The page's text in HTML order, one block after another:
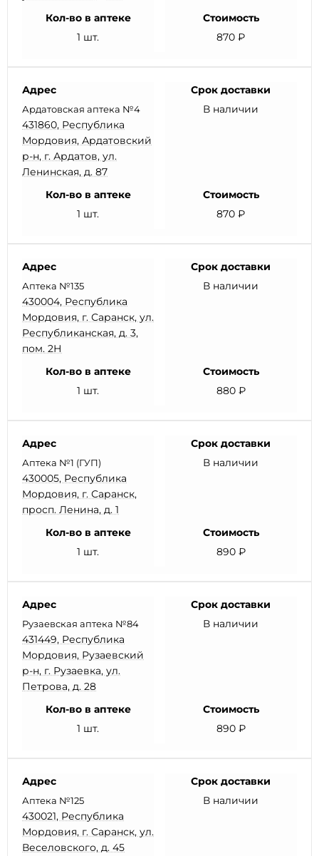
Кол-во в аптеке
1 шт.
Стоимость
870 ₽
Адрес
Ардатовская аптека №4
431860, Республика
Мордовия, Ардатовский
р-н, г. Ардатов, ул.
Ленинская, д. 87
Срок доставки
В наличии
Кол-во в аптеке
1 шт.
Стоимость
870 ₽
Адрес
Аптека №135
430004, Республика
Мордовия, г. Саранск, ул.
Республиканская, д. 3,
пом. 2Н
Срок доставки
В наличии
Кол-во в аптеке
1 шт.
Стоимость
880 ₽
Адрес
Аптека №1 (ГУП)
430005, Республика
Мордовия, г. Саранск,
просп. Ленина, д. 1
Срок доставки
В наличии
Кол-во в аптеке
1 шт.
Стоимость
890 ₽
Адрес
Рузаевская аптека №84
431449, Республика
Мордовия, Рузаевский
р-н, г. Рузаевка, ул.
Петрова, д. 28
Срок доставки
В наличии
Кол-во в аптеке
1 шт.
Стоимость
890 ₽
Адрес
Аптека №125
430021, Республика
Мордовия, г. Саранск, ул.
Веселовского, д. 45
Срок доставки
В наличии